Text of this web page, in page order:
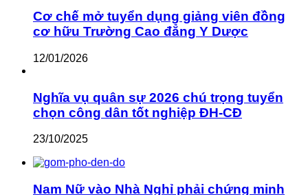
Cơ chế mở tuyển dụng giảng viên đồng
cơ hữu Trường Cao đẳng Y Dược
12/01/2026
Nghĩa vụ quân sự 2026 chú trọng tuyển
chọn công dân tốt nghiệp ĐH-CĐ
23/10/2025
Nam Nữ vào Nhà Nghỉ phải chứng minh